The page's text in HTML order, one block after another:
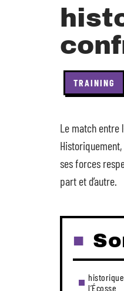
TRAINING
Le match entre
ses forces
part et d’autre.
l’Écosse